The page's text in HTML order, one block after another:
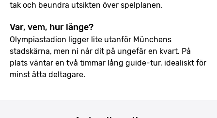
tak och beundra utsikten över spelplanen.
Var, vem, hur länge?
Olympiastadion ligger lite utanför Münchens
stadskärna, men ni når dit på ungefär en kvart. På
plats väntar en två timmar lång guide-tur, idealiskt för
minst åtta deltagare.